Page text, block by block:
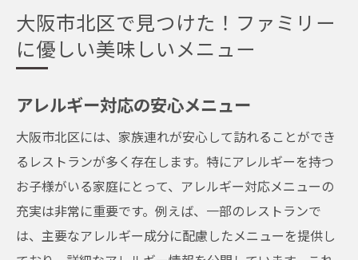
大阪市北区で見つけた！ファミリー
に優しい美味しいメニュー
アレルギー対応の安心メニュー
大阪市北区には、家族連れが安心して訪れることができ
るレストランが多く存在します。特にアレルギーを持つ
お子様がいる家庭にとって、アレルギー対応メニューの
充実は非常に重要です。例えば、一部のレストランで
は、主要なアレルギー成分に配慮したメニューを提供し